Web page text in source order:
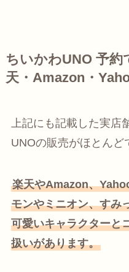
ちいかわUNO 予
天・Amazon・
上記にも記載した実
UNOの販売がほとんど
楽天やAmazon、
モンやミニオン、すみ
可愛いキャラクターと
扱いがあります。